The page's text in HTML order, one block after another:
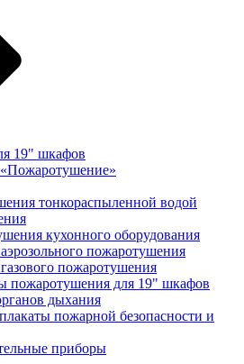
19" шкафов
тонкораспыленной водой
кухонного оборудования
пожаротушения
пожаротушения
пожаротушения для 19" шкафов
дыхания
пожарной безопасности и
приборы